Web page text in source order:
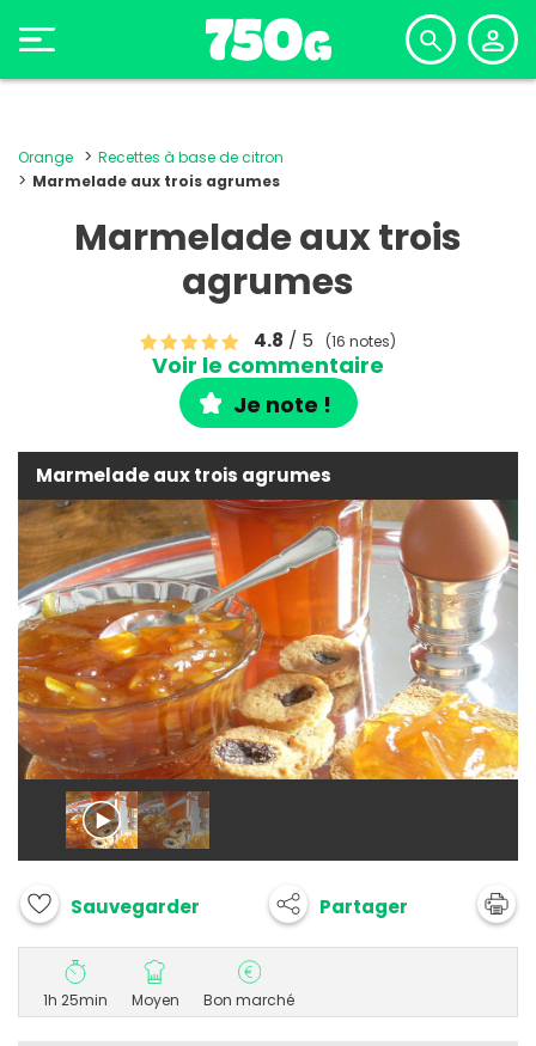
Orange
Recettes à base de citron
Marmelade aux trois agrumes
Marmelade aux trois
agrumes
4.8 / 5 (16 notes)
Voir le commentaire
Je note !
Marmelade aux trois agrumes
Sauvegarder Partager
1h 25min Moyen Bon marché